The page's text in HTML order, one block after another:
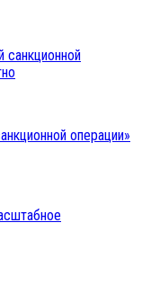
операции»